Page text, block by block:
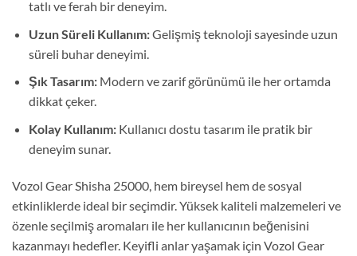
tatlı ve ferah bir deneyim.
Uzun Süreli Kullanım:Gelişmiş teknoloji sayesinde uzun
süreli buhar deneyimi.
Şık Tasarım:Modern ve zarif görünümü ile her ortamda
dikkat çeker.
Kolay Kullanım:Kullanıcı dostu tasarım ile pratik bir
deneyim sunar.
Vozol Gear Shisha 25000, hem bireysel hem de sosyal
etkinliklerde ideal bir seçimdir. Yüksek kaliteli malzemeleri ve
özenle seçilmiş aromaları ile her kullanıcının beğenisini
kazanmayı hedefler. Keyifli anlar yaşamak için Vozol Gear